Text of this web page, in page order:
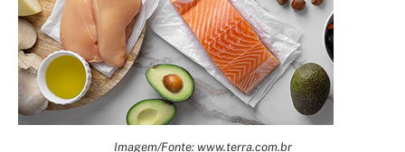
Imagem/Fonte: www.terra.com.br